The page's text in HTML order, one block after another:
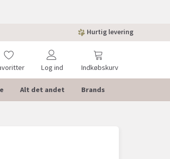
Hurtig levering
Indkøbskurv
Log ind
Alt det andet Brands